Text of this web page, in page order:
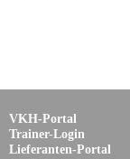
VKH-Portal
Trainer-Login
Lieferanten-Portal